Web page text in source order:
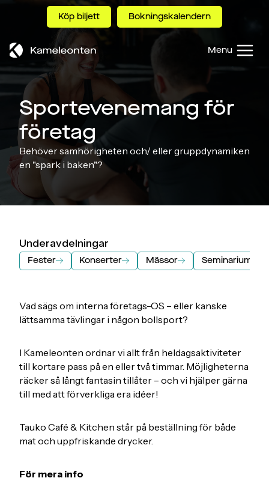
Köp biljett Bokningskalendern
Menu
Sportevenemang för
företag
Behöver samhörigheten och/ eller gruppdynamiken
en "spark i baken"?
Underavdelningar
Fester Konserter Mässor Seminarium
Vad sägs om interna företags-OS – eller kanske
lättsamma tävlingar i någon bollsport?
I Kameleonten ordnar vi allt från heldagsaktiviteter
till kortare pass på en eller två timmar. Möjligheterna
räcker så långt fantasin tillåter – och vi hjälper gärna
till med att förverkliga era idéer!
Tauko Café & Kitchen står på beställning för både
mat och uppfriskande drycker.
För mera info